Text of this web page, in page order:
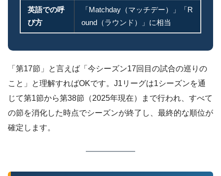
英語での呼
び方
「Matchday（マッチデー）」「R
ound（ラウンド）」に相当
「第17節」と言えば「今シーズン17回目の試合の巡りの
こと」と理解すればOKです。J1リーグは1シーズンを通
じて第1節から第38節（2025年現在）まで行われ、すべて
の節を消化した時点でシーズンが終了し、最終的な順位が
確定します。